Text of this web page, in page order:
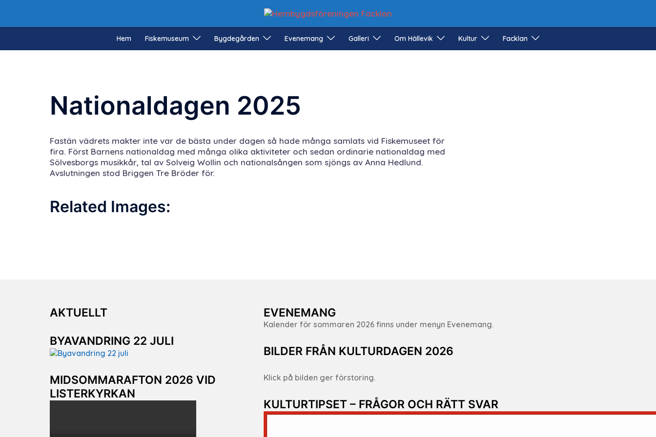
innehåll
Hem Fiskemuseum Bygdegården Evenemang Galleri Om Hällevik Kultur Facklan
Nationaldagen 2025
Fastän vädrets makter inte var de bästa under dagen så hade många samlats vid Fiskemuseet för
fira. Först Barnens nationaldag med många olika aktiviteter och sedan ordinarie nationaldag med
Sölvesborgs musikkår, tal av Solveig Wollin och nationalsången som sjöngs av Anna Hedlund.
Avslutningen stod Briggen Tre Bröder för.
Related Images:
AKTUELLT
BYAVANDRING 22 JULI
MIDSOMMARAFTON 2026 VID
LISTERKYRKAN
EVENEMANG
Kalender för sommaren 2026 finns under menyn Evenemang.
BILDER FRÅN KULTURDAGEN 2026
Klick på bilden ger förstoring.
KULTURTIPSET – FRÅGOR OCH RÄTT SVAR